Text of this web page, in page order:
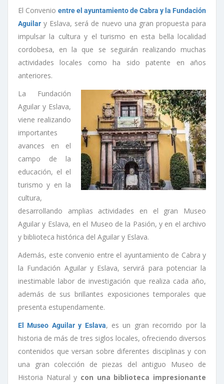
El Convenio entre el ayuntamiento de Cabra y la Fundación
Aguilar y Eslava, será de nuevo una gran propuesta para
impulsar la cultura y el turismo en esta bella localidad
cordobesa, en la que se seguirán realizando muchas
actividades locales como ha sido patente en años
anteriores.
La Fundación
Aguilar y Eslava,
viene realizando
importantes
avances en el
campo de la
educación, el el
turismo y en la
cultura,
desarrollando amplias actividades en el gran Museo
Aguilar y Eslava, en el Museo de la Pasión, y en el archivo
y biblioteca histórica del Aguilar y Eslava.
Además, este convenio entre el ayuntamiento de Cabra y
la Fundación Aguilar y Eslava, servirá para potenciar la
inestimable labor de investigación que realiza cada año,
además de sus brillantes exposiciones temporales que
presenta estupendamente.
El Museo Aguilar y Eslava, es un gran recorrido por la
historia de más de tres siglos locales, ofreciendo diversos
contenidos que versan sobre diferentes disciplinas y con
una gran colección de piezas del antiguo Museo de
Historia Natural y con una biblioteca impresionante